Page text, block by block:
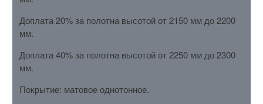
Доплата 20% за полотна высотой от 2150 мм до 2200
мм.
Доплата 40% за полотна высотой от 2250 мм до 2300
мм.
Покрытие: матовое однотонное.